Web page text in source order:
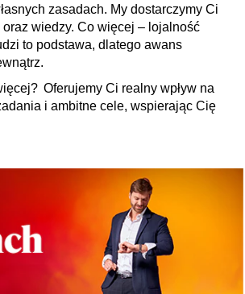
zasadach. My dostarczymy Ci
wiedzy. Co więcej – lojalność
to podstawa, dlatego awans
Oferujemy Ci realny wpływ na
i ambitne cele, wspierając Cię